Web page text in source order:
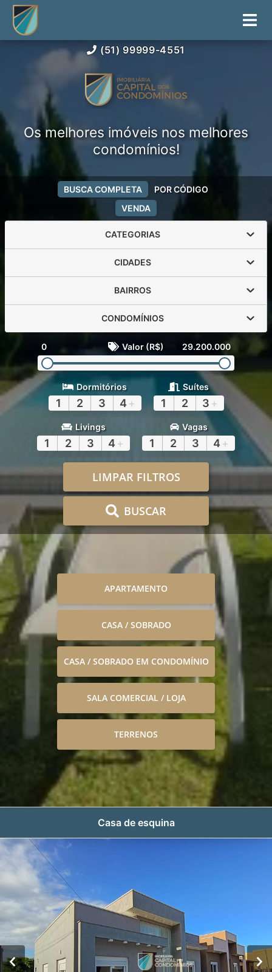
(51) 99999-4551
Os melhores imóveis nos melhores
condomínios!
VENDA
BUSCA COMPLETA POR CÓDIGO
CATEGORIAS
CIDADES
BAIRROS
CONDOMÍNIOS
0 Valor (R$) 29.200.000
Dormitórios
1 2 3 4 +
Suítes
1 2 3 +
Livings
1 2 3 4 +
Vagas
1 2 3 4 +
LIMPAR FILTROS
BUSCAR
APARTAMENTO
CASA / SOBRADO
CASA / SOBRADO EM CONDOMÍNIO
SALA COMERCIAL / LOJA
TERRENOS
Casa de esquina